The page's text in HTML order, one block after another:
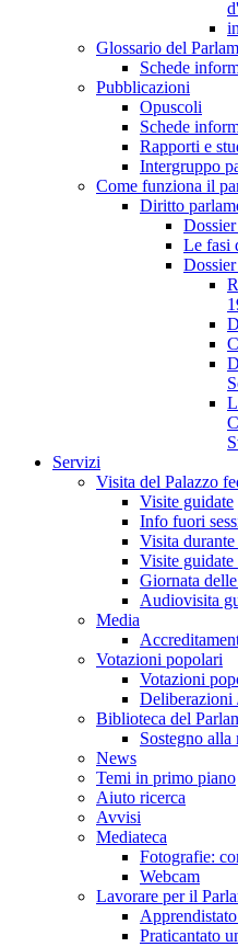
Glossario del
Schede
Pubblicazioni
Opuscoli
Schede
Rapporti e
Intergruppo
Come funziona il
Diritto
Le fasi
Servizi
Visita del Palazzo
Visite guidate
Info fuori
Visita durante
Visite
Giornata
Audiovisita
Media
Votazioni popolari
Votazioni
Deliberazioni
Biblioteca del
Sostegno alla
News
Temi in primo piano
Aiuto ricerca
Avvisi
Mediateca
Fotografie:
Webcam
Lavorare per il
Praticantato